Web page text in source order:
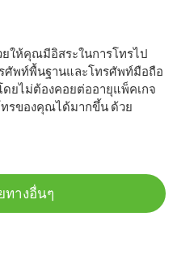
ให้คุณมีอิสระในการโทรไป
ศัพท์พื้นฐานและโทรศัพท์มือถือ
ยไม่ต้องคอยต่ออายุแพ็คเกจ
รของคุณได้มากขึ้น ด้วย
ทางอื่นๆ